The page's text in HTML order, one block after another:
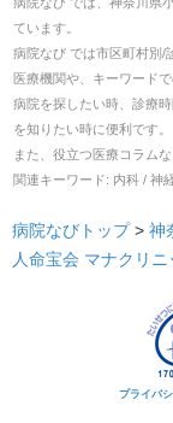
ています。
病院なび では市区町村別/
医療機関や、キーワード
病院を探したい時、診療
を知りたい時に便利です。
また、役立つ医療コラム
関連キーワード: 内科 / 神
病院なびトップ > 神
人命宝会 マナクリニ
プライバ